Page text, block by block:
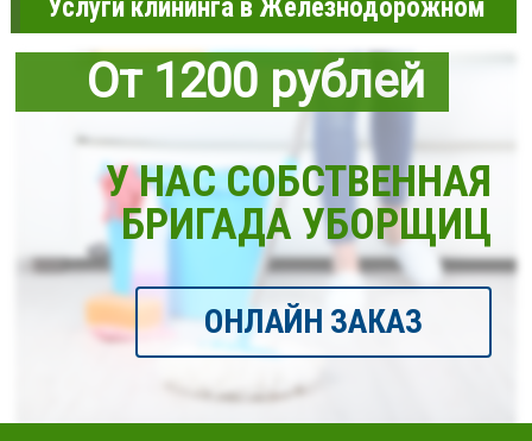
Услуги клининга в Железнодорожном
От 1200 рублей
У НАС СОБСТВЕННАЯ
БРИГАДА УБОРЩИЦ
ОНЛАЙН ЗАКАЗ